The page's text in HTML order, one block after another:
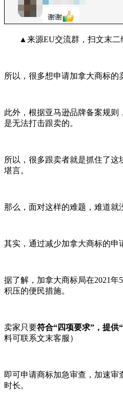
▲来源EU交流群，扫文末二
所以，很多想申请加拿大商标的
此外，根据亚马逊品牌备案规则
是无法打击跟卖的。
所以，很多跟卖者就是抓住了这
堪言。
那么，面对这样的难题，难道就
其实，通过减少加拿大商标的申
据了解，加拿大商标局在2021
积压的便民措施。
卖家只要符合“四项要求”，提供
料可联系文末客服）
即可申请商标加急审查，加速
时长。